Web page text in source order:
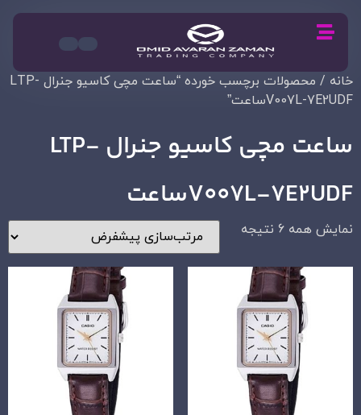
خانه
/ محصولات برچسب خورده “ساعت مچی کاسیو جنرال LTP-
V007L-7E2UDFساعت”
ساعت مچی کاسیو جنرال LTP-
V007L-7E2UDFساعت
نمایش همه 6 نتیجه